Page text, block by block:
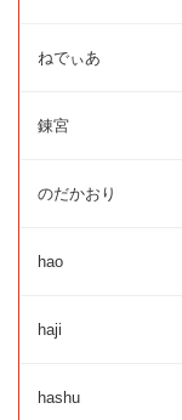
ねでぃあ
錬宮
のだかおり
hao
haji
hashu